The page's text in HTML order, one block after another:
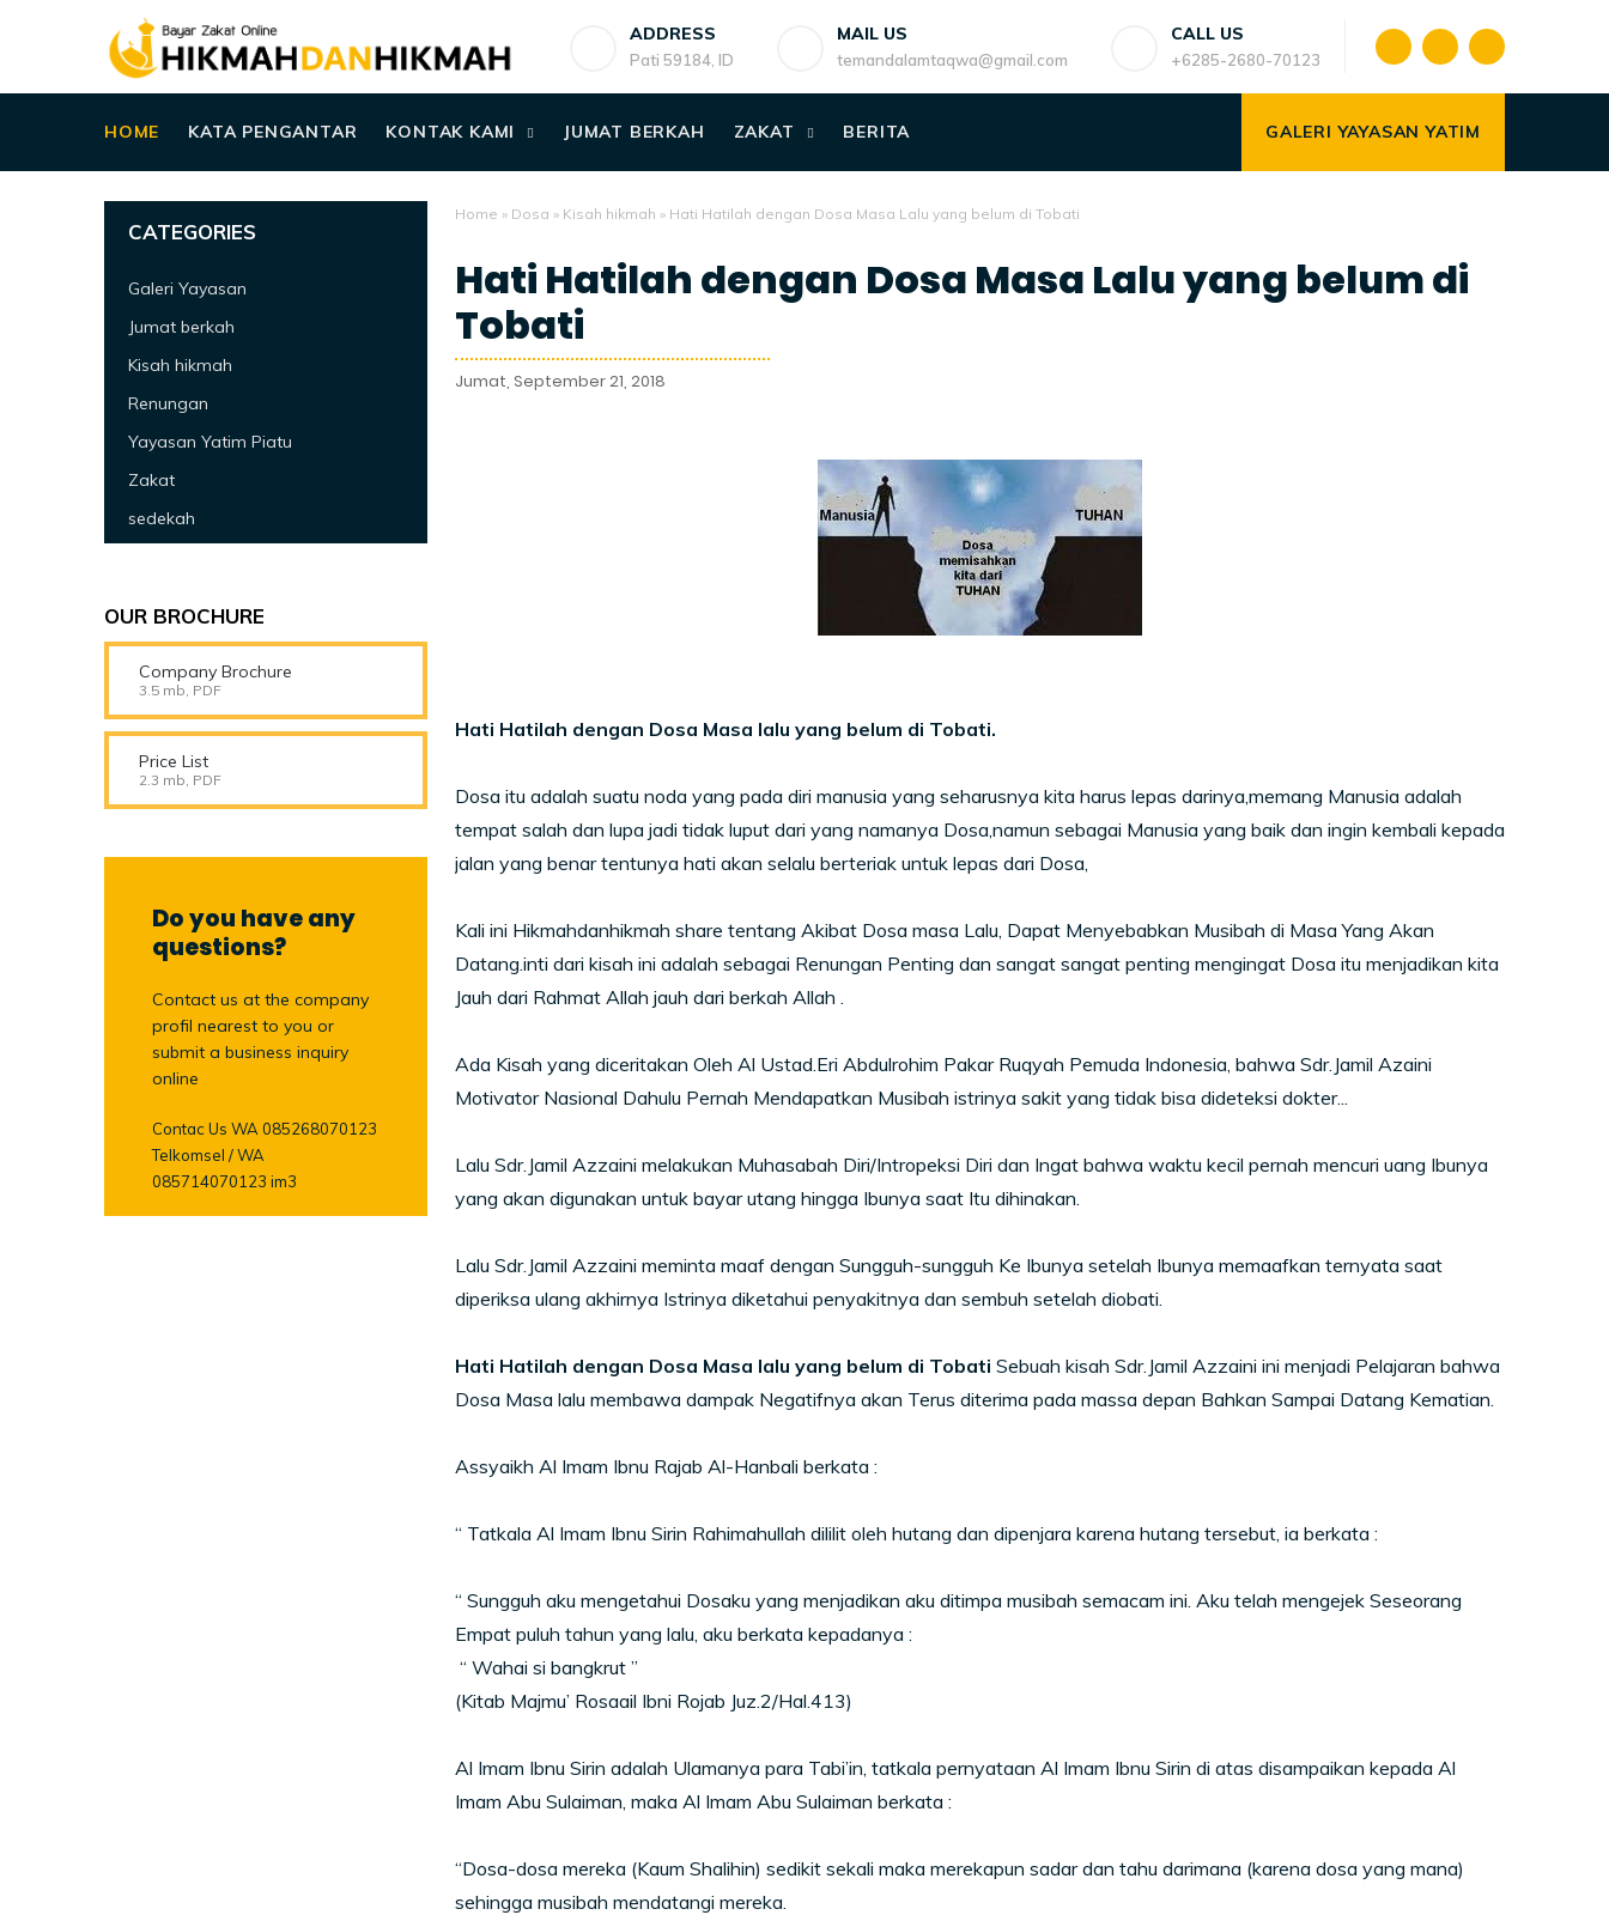
ADDRESS
Pati 59184, ID
MAIL US
temandalamtaqwa@gmail.com
CALL US
+6285-2680-70123
HOME KATA PENGANTAR KONTAK KAMI JUMAT BERKAH ZAKAT BERITA GALERI YAYASAN YATIM
Home » Dosa » Kisah hikmah » Hati Hatilah dengan Dosa Masa Lalu yang belum di Tobati
Hati Hatilah dengan Dosa Masa Lalu yang belum di
Tobati
Jumat, September 21, 2018
Hati Hatilah dengan Dosa Masa lalu yang belum di Tobati.
Dosa itu adalah suatu noda yang pada diri manusia yang seharusnya kita harus lepas darinya,memang Manusia adalah
tempat salah dan lupa jadi tidak luput dari yang namanya Dosa,namun sebagai Manusia yang baik dan ingin kembali kepada
jalan yang benar tentunya hati akan selalu berteriak untuk lepas dari Dosa,
Kali ini Hikmahdanhikmah share tentang Akibat Dosa masa Lalu, Dapat Menyebabkan Musibah di Masa Yang Akan
Datang.inti dari kisah ini adalah sebagai Renungan Penting dan sangat sangat penting mengingat Dosa itu menjadikan kita
Jauh dari Rahmat Allah jauh dari berkah Allah .
Ada Kisah yang diceritakan Oleh Al Ustad.Eri Abdulrohim Pakar Ruqyah Pemuda Indonesia, bahwa Sdr.Jamil Azaini
Motivator Nasional Dahulu Pernah Mendapatkan Musibah istrinya sakit yang tidak bisa dideteksi dokter...
Lalu Sdr.Jamil Azzaini melakukan Muhasabah Diri/Intropeksi Diri dan Ingat bahwa waktu kecil pernah mencuri uang Ibunya
yang akan digunakan untuk bayar utang hingga Ibunya saat Itu dihinakan.
Lalu Sdr.Jamil Azzaini meminta maaf dengan Sungguh-sungguh Ke Ibunya setelah Ibunya memaafkan ternyata saat
diperiksa ulang akhirnya Istrinya diketahui penyakitnya dan sembuh setelah diobati.
Hati Hatilah dengan Dosa Masa lalu yang belum di Tobati Sebuah kisah Sdr.Jamil Azzaini ini menjadi Pelajaran bahwa
Dosa Masa lalu membawa dampak Negatifnya akan Terus diterima pada massa depan Bahkan Sampai Datang Kematian.
Assyaikh Al Imam Ibnu Rajab Al-Hanbali berkata :
“ Tatkala Al Imam Ibnu Sirin Rahimahullah dililit oleh hutang dan dipenjara karena hutang tersebut, ia berkata :
“ Sungguh aku mengetahui Dosaku yang menjadikan aku ditimpa musibah semacam ini. Aku telah mengejek Seseorang
Empat puluh tahun yang lalu, aku berkata kepadanya :
“ Wahai si bangkrut ”
(Kitab Majmu’ Rosaail Ibni Rojab Juz.2/Hal.413)
Al Imam Ibnu Sirin adalah Ulamanya para Tabi’in, tatkala pernyataan Al Imam Ibnu Sirin di atas disampaikan kepada Al
Imam Abu Sulaiman, maka Al Imam Abu Sulaiman berkata :
“Dosa-dosa mereka (Kaum Shalihin) sedikit sekali maka merekapun sadar dan tahu darimana (karena dosa yang mana)
sehingga musibah mendatangi mereka.
CATEGORIES
Galeri Yayasan
Jumat berkah
Kisah hikmah
Renungan
Yayasan Yatim Piatu
Zakat
sedekah
OUR BROCHURE
Company Brochure
3.5 mb, PDF
Price List
2.3 mb, PDF
Do you have any
questions?
Contact us at the company
profil nearest to you or
submit a business inquiry
online
Contac Us WA 085268070123
Telkomsel / WA
085714070123 im3